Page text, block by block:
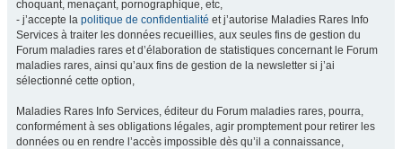
choquant, menaçant, pornographique, etc,
- j’accepte la politique de confidentialité et j’autorise Maladies Rares Info
Services à traiter les données recueillies, aux seules fins de gestion du
Forum maladies rares et d’élaboration de statistiques concernant le Forum
maladies rares, ainsi qu’aux fins de gestion de la newsletter si j’ai
sélectionné cette option,
Maladies Rares Info Services, éditeur du Forum maladies rares, pourra,
conformément à ses obligations légales, agir promptement pour retirer les
données ou en rendre l’accès impossible dès qu’il a connaissance,